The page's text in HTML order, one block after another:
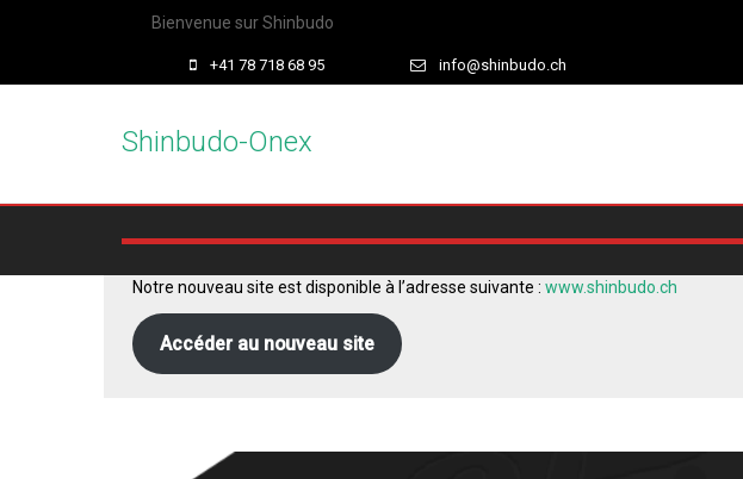
Bienvenue sur Shinbudo
+41 78 718 68 95 info@shinbudo.ch
Shinbudo-Onex
Notre nouveau site est disponible à l’adresse suivante : www.shinbudo.ch
Accéder au nouveau site